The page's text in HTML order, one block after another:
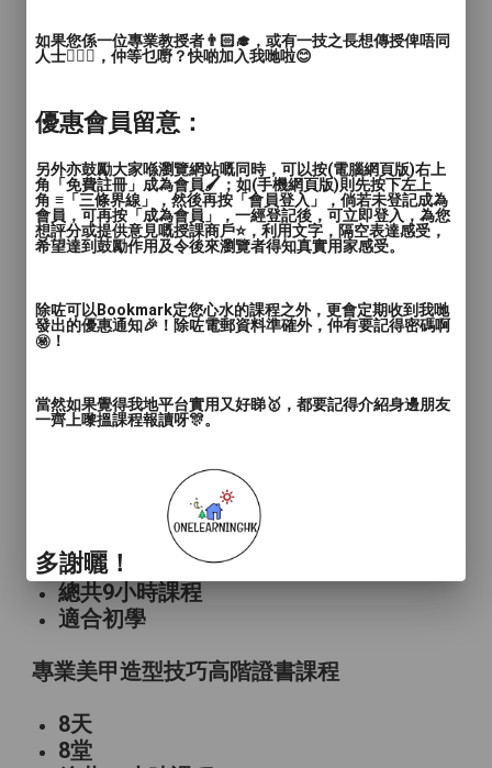
持有 ITEC 國際專業美容資格(Level 2)或
現職美容工作三年或以上
駁髮全科證書課程
3天
3堂
總共9小時課程
適合初學者
培訓導師高級資格課程
總共30小時課程
適合中等或以上程度
可再生髮際線紋髮課程
3堂
總共9小時課程
適合初學
專業美甲造型技巧高階證書課程
8天
8堂
如果您係一位專業教授者👨🏻‍🎓，或有一技之長想傳授俾唔同
人士🙋🏻‍♂️，仲等乜嘢？快啲加入我哋啦😊
優惠會員留意：
另外亦鼓勵大家喺瀏覽網站嘅同時，可以按(電腦網頁版)右上
角「免費註冊」成為會員🖌️；如(手機網頁版)則先按下左上
角 ≡「三條界線」，然後再按「會員登入」，倘若未登記成為
會員，可再按「成為會員」，一經登記後，可立即登入，為您
想評分或提供意見嘅授課商戶⭐️，利用文字，隔空表達感受，
希望達到鼓勵作用及令後來瀏覽者得知真實用家感受。
除咗可以Bookmark定您心水的課程之外，更會定期收到我哋
發出的優惠通知🎉！除咗電郵資料準確外，仲有要記得密碼啊
㊙️！
當然如果覺得我地平台實用又好睇🥇，都要記得介紹身邊朋友
一齊上嚟搵課程報讀呀🎊。
多謝曬！